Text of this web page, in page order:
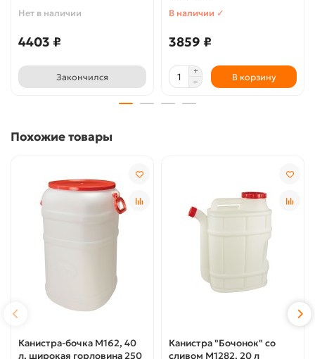
Нет в наличии
4403 ₽
Закончился
В наличии ✓
3859 ₽
В корзину
Похожие товары
Канистра-бочка М162, 40
л, широкая горловина 250
Канистра "Бочонок" со
сливом М1282, 20 л